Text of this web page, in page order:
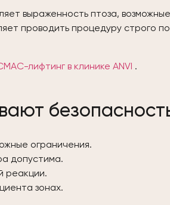
выраженность птоза,
проводить процедуру строго
лифтинг в клинике ANVI .
ограничения.
допустима.
реакции.
зонах.